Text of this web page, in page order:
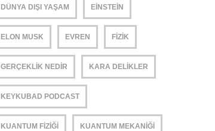
DÜNYA DIŞI YAŞAM EINSTEIN
ELON MUSK EVREN FIZIK
GERÇEKLIK NEDIR KARA DELIKLER
KEYKUBAD PODCAST
KUANTUM FIZIĞI KUANTUM MEKANIĞI